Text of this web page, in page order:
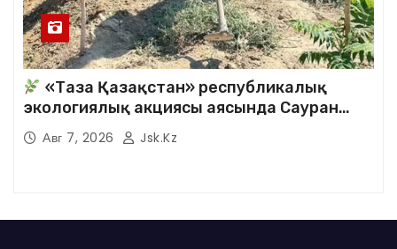
«Таза Қазақстан» республикалық
экологиялық акциясы аясында Сауран
аудандық кітапханасының қызметкерлері
кезекті сенбілік жұмыстарына белсене
Авг 7, 2026 Jsk.kz